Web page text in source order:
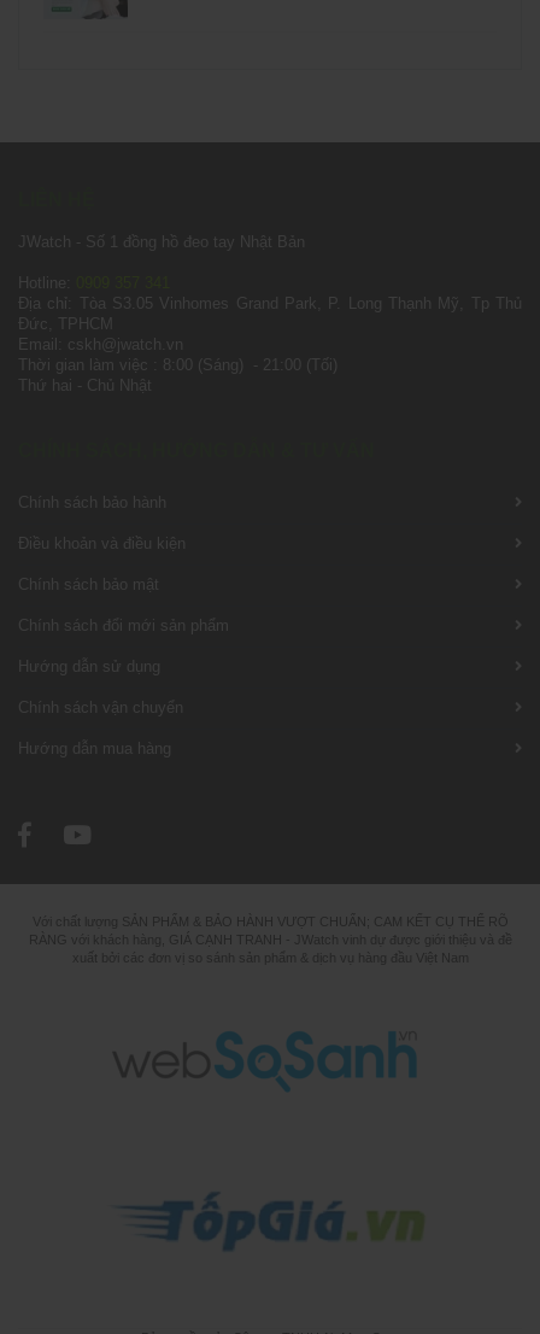
JWatch - Số 1 đồng hồ đeo tay Nhật Bản
Hotline:
Địa chỉ: Tòa S3.05 Vinhomes Grand Park, P. Long Thạnh Mỹ, Tp Thủ
Đức, TPHCM
Email: cskh@jwatch.vn
Thời gian làm việc : 8:00 (Sáng) - 21:00 (Tối)
Thứ hai - Chủ Nhật
Chính sách bảo hành
Điều khoản và điều kiện
Chính sách bảo mật
Chính sách đổi mới sản phẩm
Hướng dẫn sử dụng
Chính sách vận chuyển
Hướng dẫn mua hàng
Với chất lượng SẢN PHẨM & BẢO HÀNH VƯỢT CHUẨN; CAM KẾT CỤ THỂ RÕ
RÀNG với khách hàng, GIÁ CẠNH TRANH - JWatch vinh dự được giới thiệu và đề
xuất bởi các đơn vị so sánh sản phẩm & dịch vụ hàng đầu Việt Nam